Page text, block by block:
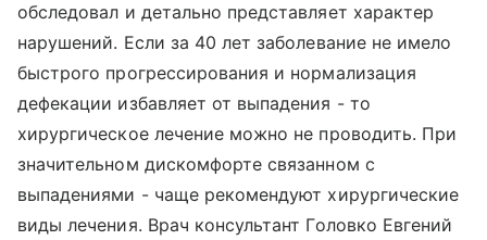
обследовал и детально представляет характер
нарушений. Если за 40 лет заболевание не имело
быстрого прогрессирования и нормализация
дефекации избавляет от выпадения - то
хирургическое лечение можно не проводить. При
значительном дискомфорте связанном с
выпадениями - чаще рекомендуют хирургические
виды лечения. Врач консультант Головко Евгений